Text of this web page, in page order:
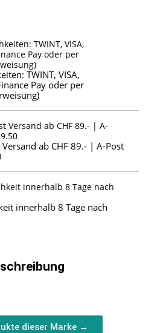
TWINT, VISA,
Pay oder per
ab CHF 89.- | A-Post
innerhalb 8 Tage nach
dieser Marke →